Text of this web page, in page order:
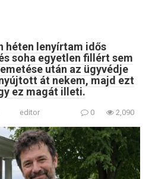
héten lenyírtam idős
soha egyetlen fillért sem
után az ügyvédje
át nekem, majd ezt
ez magát illeti.
editor 0 2,090